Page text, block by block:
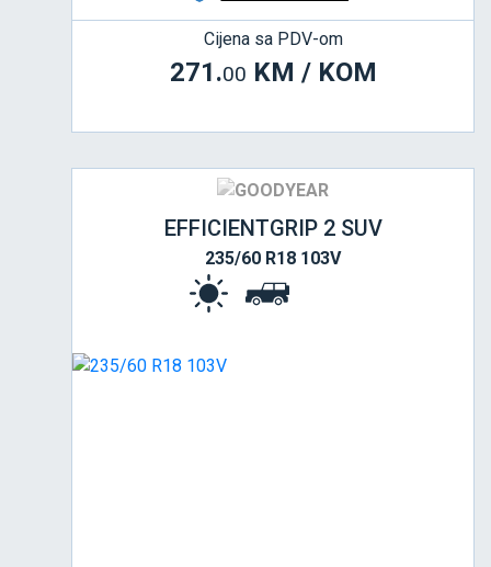
Cijena sa PDV-om
271.00 KM / KOM
EFFICIENTGRIP 2 SUV
235/60 R18 103V